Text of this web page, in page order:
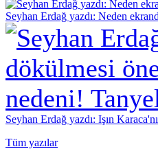
Seyhan Erdağ yazdı: Neden
Seyhan Erdağ yazdı: Işın
Tüm yazılar